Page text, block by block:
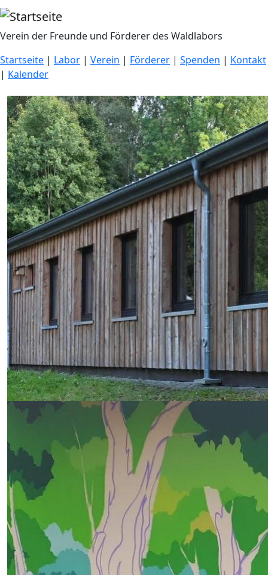
Direkt zum Inhalt
Verein der Freunde und Förderer des Waldlabors
Startseite | Labor | Verein | Förderer | Spenden | Kontakt
| Kalender